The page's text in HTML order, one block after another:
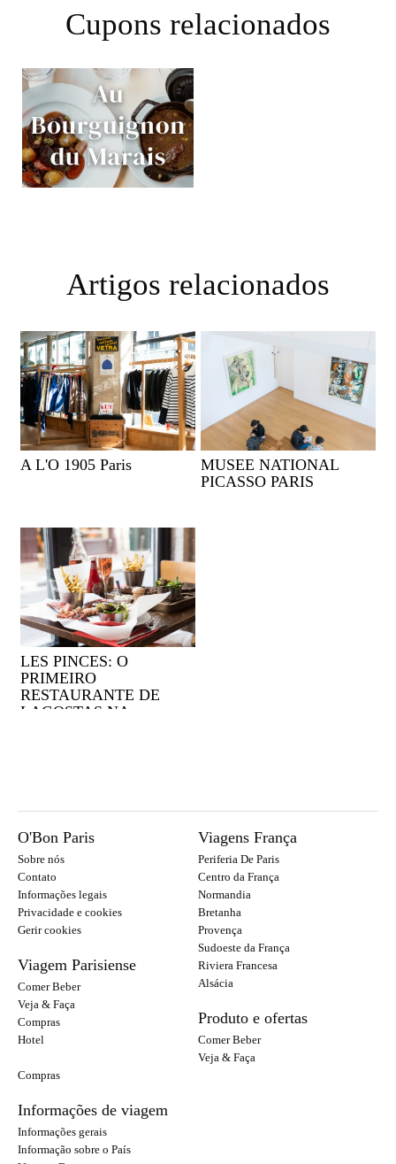
Cupons relacionados
Artigos relacionados
A L'O 1905 Paris
MUSEE NATIONAL
PICASSO PARIS
LES PINCES: O
PRIMEIRO
RESTAURANTE DE
LAGOSTAS NA
O'Bon Paris
Sobre nós
Contato
Informações legais
Privacidade e cookies
Gerir cookies
Viagem Parisiense
Comer Beber
Veja & Faça
Compras
Hotel
Viagens França
Periferia De Paris
Centro da França
Normandia
Bretanha
Provença
Sudoeste da França
Riviera Francesa
Alsácia
Produto e ofertas
Comer Beber
Veja & Faça
Compras
Informações de viagem
Informações gerais
Informação sobre o País